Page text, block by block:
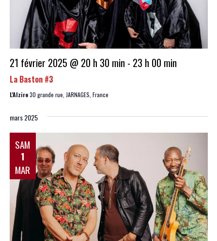
La Baston #3
21 février 2025 @ 20 h 30 min - 23 h 00 min
L'Alzire30 grande rue, JARNAGES, France
mars 2025
SAM
1
MAR